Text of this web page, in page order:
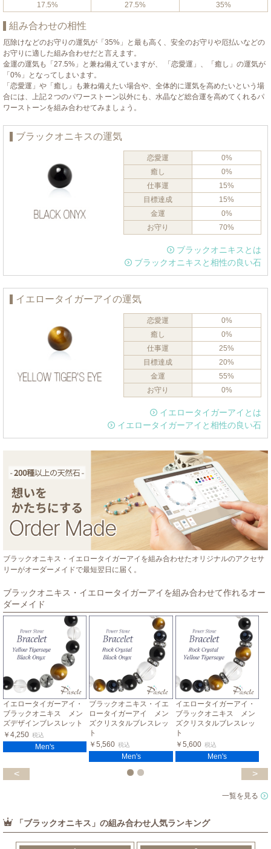
17.5%
27.5% 35%
組み合わせの相性
厄除けなどのお守りの運気が「35%」と最も高く、安全のお守りや厄払いなどの
お守りに適した組み合わせだと言えます。
金運の運気も「27.5%」と兼ね備えていますが、 「恋愛運」、「癒し」の運気が
「0%」となってしまいます。
「恋愛運」や「癒し」も兼ね備えたい場合や、全体的に運気を高めたいという場
合には、上記２つのパワーストーン以外にも、水晶など総合運を高めてくれるパ
ワーストーンを組み合わせてみましょう。
ブラックオニキスの運気
恋愛運
0%
癒し
0%
仕事運
15%
目標達成
15%
金運
0%
お守り
70%
ブラックオニキスとは
ブラックオニキスと相性の良い石
イエロータイガーアイの運気
恋愛運
0%
癒し
0%
仕事運
25%
目標達成
20%
金運
55%
お守り
0%
イエロータイガーアイとは
イエロータイガーアイと相性の良い石
ブラックオニキス・イエロータイガーアイを組み合わせたオリジナルのアクセサ
リーがオーダーメイドで最短翌日に届く。
ブラックオニキス・イエロータイガーアイを組み合わせて作れるオー
ダーメイド
イエロータイガーアイ・
ブラックオニキス メン
ズデザインブレスレット
￥4,250 税込
Men's
ブラックオニキス・イエ
ロータイガーアイ メン
ズクリスタルブレスレッ
ト
￥5,560 税込
Men's
イエロータイガーアイ・
ブラックオニキス メン
ズクリスタルブレスレッ
ト
￥5,600 税込
Men's
< >
一覧を見る
「ブラックオニキス」の組み合わせ人気ランキング